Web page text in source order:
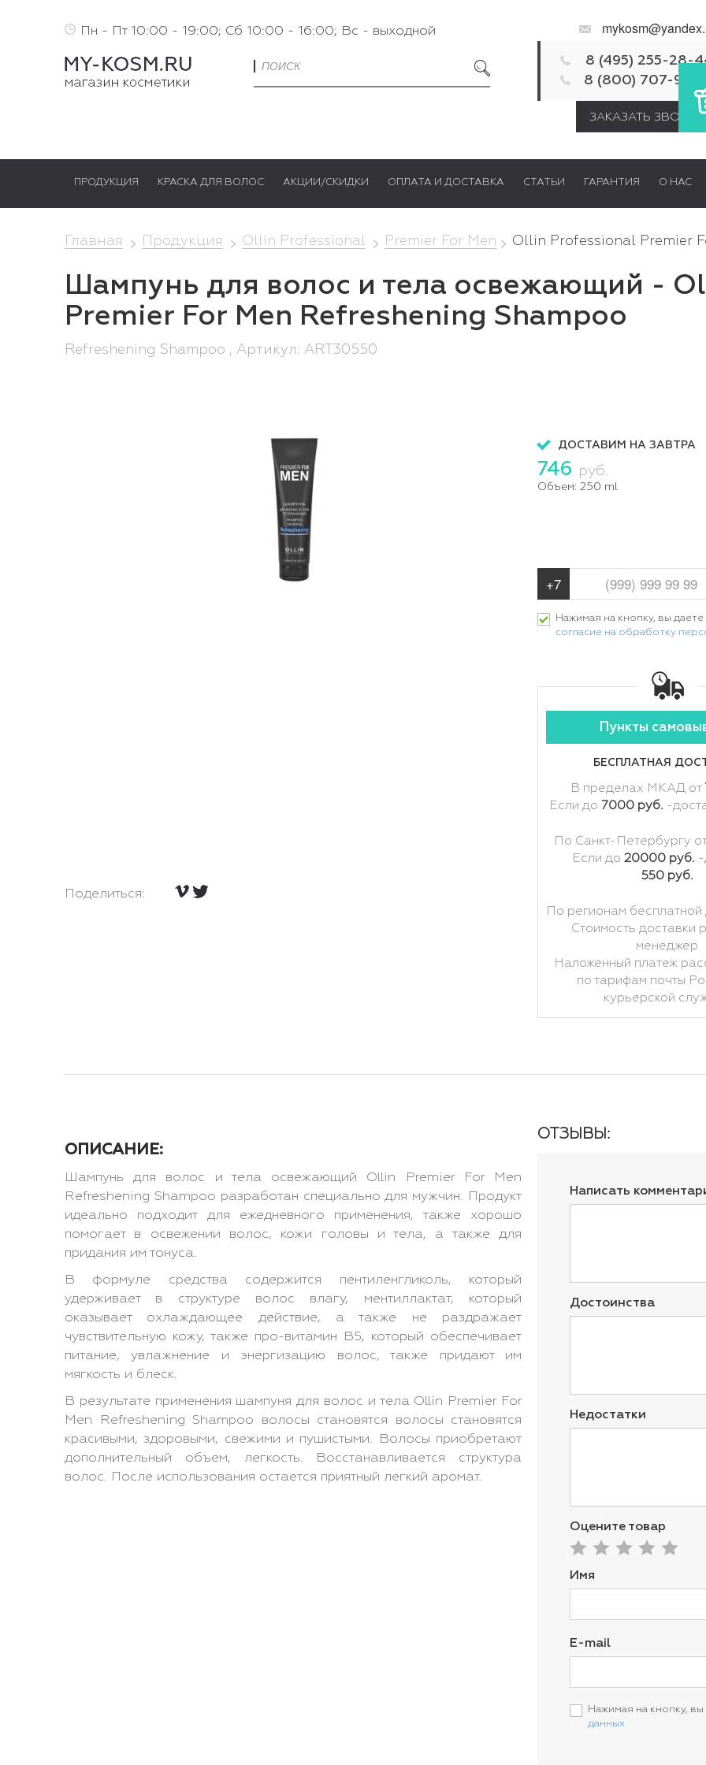
Пн - Пт 10:00 - 19:00; Сб 10:00 - 16:00; Вс - выходной
8 (495) 255-28-
8 (800) 707-92-
ЗАКАЗАТЬ ЗВОНОК
ПРОДУКЦИЯ КРАСКА ДЛЯ ВОЛОС АКЦИИ/СКИДКИ ОПЛАТА И ДОСТАВКА СТАТЬИ ГАРАНТИЯ О НАС
Главная Продукция Ollin Professional Premier For Men Ollin Professional Premier
Шампунь для волос и тела освежающий -
Premier For Men Refreshening Shampoo
Refreshening Shampoo , Артикул: ART30550
Поделиться:
ДОСТАВИМ НА ЗАВТРА
746 руб.
Объем: 250 ml
Нажимая на кнопку, вы даете
согласие на обработку
Пункты
БЕСПЛАТНАЯ
В пределах МКАД от
Если до 7000 руб. -
По Санкт-Петербургу
Если до20000 руб. -
550 руб.
По регионам бесплатной
Стоимость доставки
менеджер
Наложенный платеж
по тарифам почты
курьерской
ОПИСАНИЕ:
Шампунь для волос и тела освежающий Ollin Premier For Men
Refreshening Shampoo разработан специально для мужчин. Продукт
идеально подходит для ежедневного применения, также хорошо
помогает в освежении волос, кожи головы и тела, а также для
придания им тонуса.
В формуле средства содержится пентиленгликоль, который
удерживает в структуре волос влагу, ментиллактат, который
оказывает охлаждающее действие, а также не раздражает
чувствительную кожу, также про-витамин В5, который обеспечивает
питание, увлажнение и энергизацию волос, также придают им
мягкость и блеск.
В результате применения шампуня для волос и тела Ollin Premier For
Men Refreshening Shampoo волосы становятся волосы становятся
красивыми, здоровыми, свежими и пушистыми. Волосы приобретают
дополнительный объем, легкость. Восстанавливается структура
волос. После использования остается приятный легкий аромат.
ОТЗЫВЫ:
Написать
Достоинства
Недостатки
Оцените товар
Имя
E-mail
Нажимая на кнопку,
данных